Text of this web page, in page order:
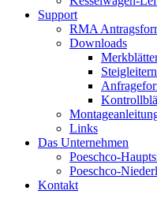
Support
RMA
Downloads
Steigleitern
Links
Das Unternehmen
Poeschco-
Poeschco-
Kontakt